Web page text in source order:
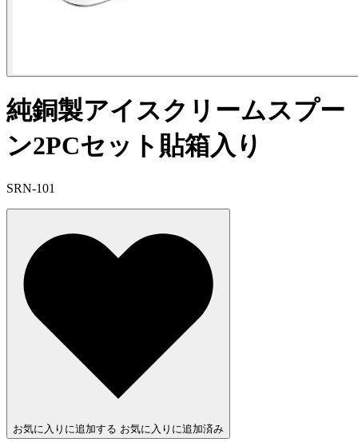
純銅製アイスクリームスプー
ン2PCセット貼箱入り
SRN-101
お気に入りに追加する お気に入りに追加済み